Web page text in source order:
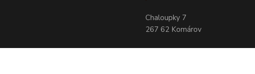
Chaloupky 7
267 62 Komárov